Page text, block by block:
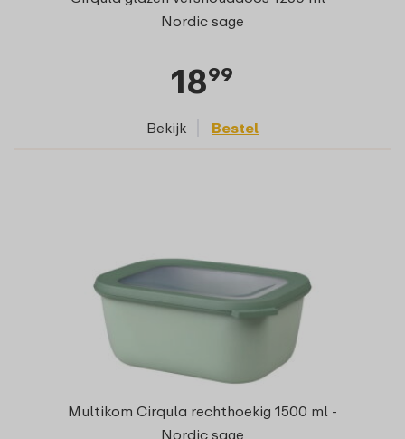
Nordic sage
1899
Bekijk Bestel
Multikom Cirqula rechthoekig 1500 ml -
Nordic sage